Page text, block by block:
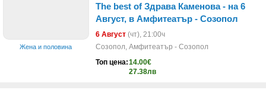
Жена и половина
The best of Здрава Каменова - на 6
Август, в Амфитеатър - Созопол
6 Август (чт), 21:00ч
Созопол, Амфитеатър - Созопол
Топ цена:14.00€
27.38лв